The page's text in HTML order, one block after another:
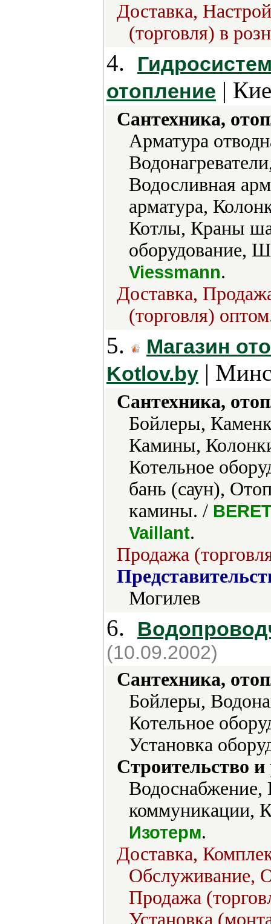
Доставка,
(торговля) в
4.
отопление |
Сантехника,
Арматура
Водосливная
арматура,
Котлы, Краны
оборудование,
Viessmann.
Доставка,
(торговля)
5.
Магазин
Kotlov.by |
Сантехника,
Бойлеры,
Камины,
Котельное
бань (саун),
камины. /
Vaillant.
Продажа
Могилев
6.
(10.09.2002)
Сантехника,
Бойлеры,
Котельное
Установка
Строительство
коммуникации,
Изотерм.
Доставка,
Обслуживание,
Продажа
Установка